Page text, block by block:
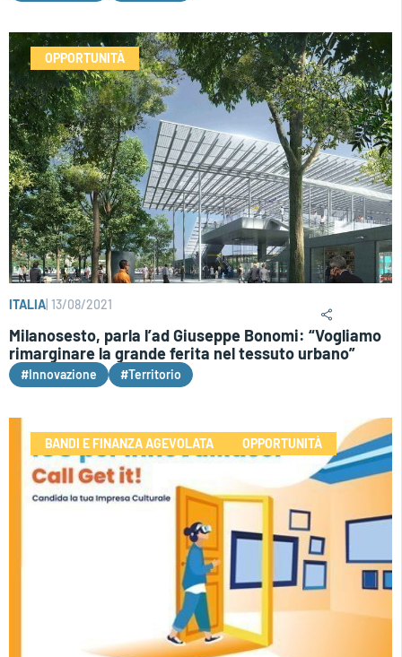
OPPORTUNITÀ
ITALIA 13/08/2021
Milanosesto, parla l’ad Giuseppe Bonomi: “Vogliamo
rimarginare la grande ferita nel tessuto urbano”
#Innovazione #Territorio
BANDI E FINANZA AGEVOLATA OPPORTUNITÀ